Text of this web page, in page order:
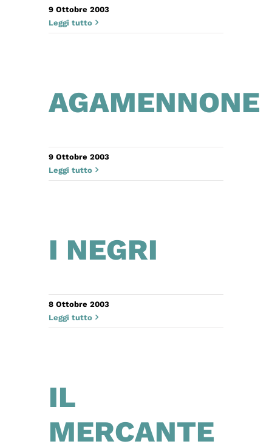
9 Ottobre 2003
Leggi tutto
AGAMENNONE
9 Ottobre 2003
Leggi tutto
I NEGRI
8 Ottobre 2003
Leggi tutto
IL
MERCANTE